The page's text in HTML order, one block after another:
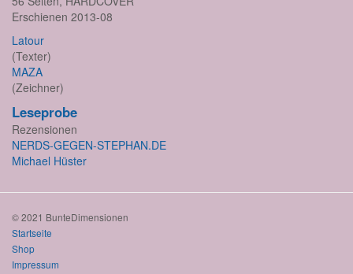
Erschienen 2013-08
Latour
(Texter)
MAZA
(Zeichner)
Leseprobe
Rezensionen
NERDS-GEGEN-STEPHAN.DE
Michael Hüster
© 2021 BunteDimensionen
Startseite
Shop
Impressum